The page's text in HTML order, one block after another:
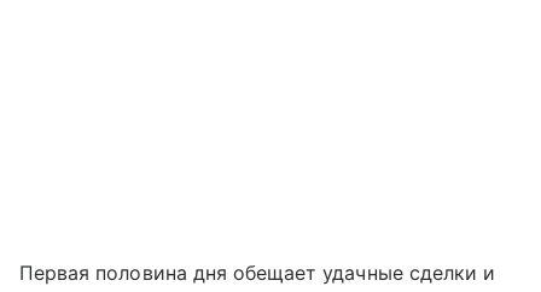
Первая половина дня обещает удачные сделки и